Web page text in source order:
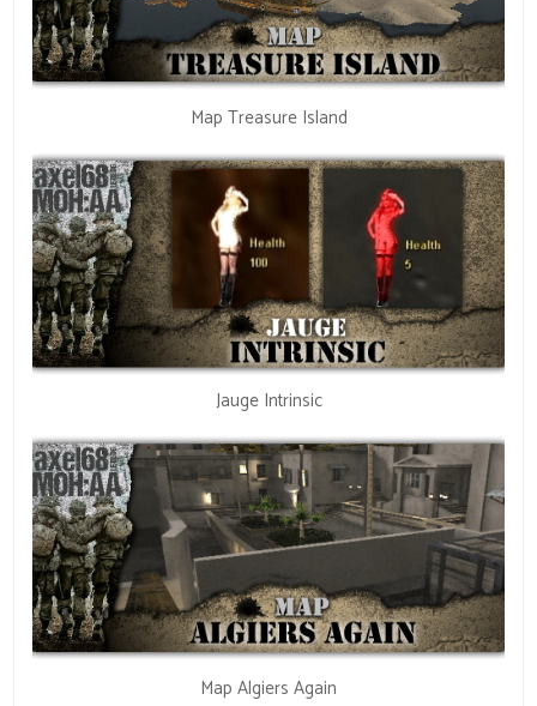
Map Treasure Island
Jauge Intrinsic
Map Algiers Again